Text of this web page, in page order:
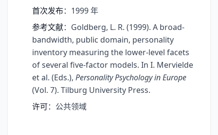
首次发布：1999 年
参考文献：Goldberg, L. R. (1999). A broad-
bandwidth, public domain, personality
inventory measuring the lower-level facets
of several five-factor models. In I. Mervielde
et al. (Eds.), Personality Psychology in Europe
(Vol. 7). Tilburg University Press.
许可：公共领域